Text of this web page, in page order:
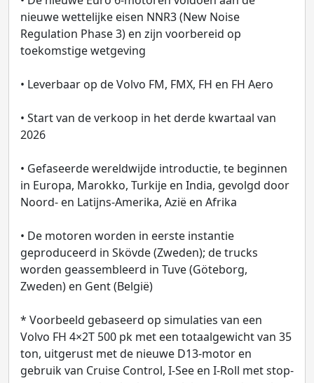
nieuwe wettelijke eisen NNR3 (New Noise
Regulation Phase 3) en zijn voorbereid op
toekomstige wetgeving
• Leverbaar op de Volvo FM, FMX, FH en FH Aero
• Start van de verkoop in het derde kwartaal van
2026
• Gefaseerde wereldwijde introductie, te beginnen
in Europa, Marokko, Turkije en India, gevolgd door
Noord‑ en Latijns‑Amerika, Azië en Afrika
• De motoren worden in eerste instantie
geproduceerd in Skövde (Zweden); de trucks
worden geassembleerd in Tuve (Göteborg,
Zweden) en Gent (België)
* Voorbeeld gebaseerd op simulaties van een
Volvo FH 4×2T 500 pk met een totaalgewicht van 35
ton, uitgerust met de nieuwe D13‑motor en
gebruik van Cruise Control, I‑See en I‑Roll met stop-